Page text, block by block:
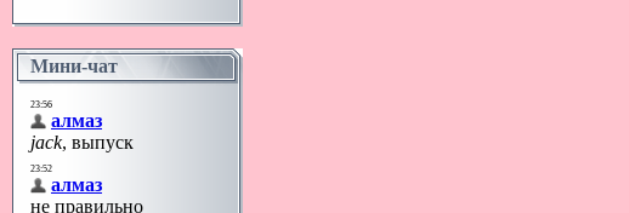
Мини-чат